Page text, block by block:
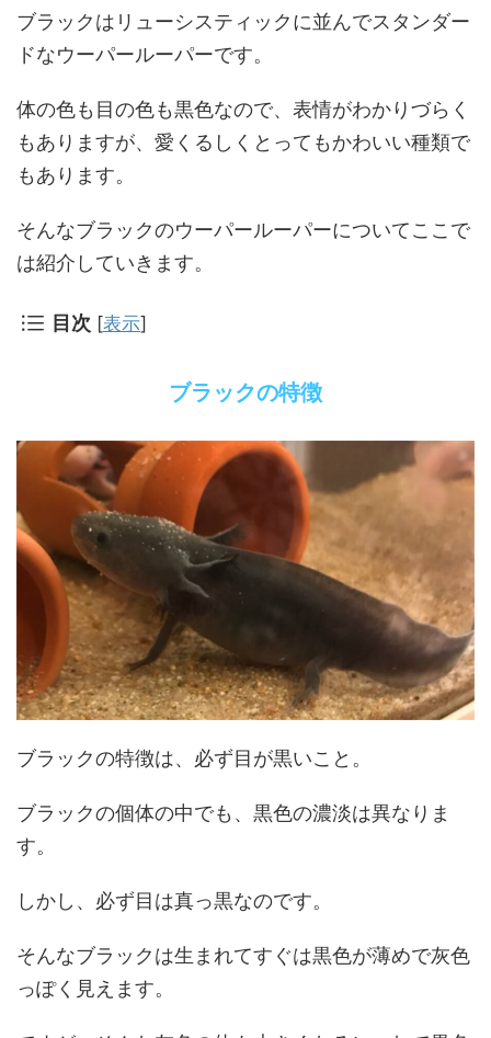
ブラックはリューシスティックに並んでスタンダー
ドなウーパールーパーです。
体の色も目の色も黒色なので、表情がわかりづらく
もありますが、愛くるしくとってもかわいい種類で
もあります。
そんなブラックのウーパールーパーについてここで
は紹介していきます。
目次 [表示]
ブラックの特徴
ブラックの特徴は、必ず目が黒いこと。
ブラックの個体の中でも、黒色の濃淡は異なりま
す。
しかし、必ず目は真っ黒なのです。
そんなブラックは生まれてすぐは黒色が薄めで灰色
っぽく見えます。